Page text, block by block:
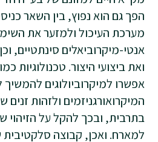
הפך גם הוא נפוץ, בין השאר
מערכת העיכול ולמזער את
אנטי-מיקרוביאלים סינתטיים,
ואת ביצועי היצור. טכנולוגיות
אפשרו למיקרוביולוגים
המיקרואורגניזמים ולזהות זנים
בתרבית, ובכך להקל על הזיהוי
למארח. ואכן, קבוצה